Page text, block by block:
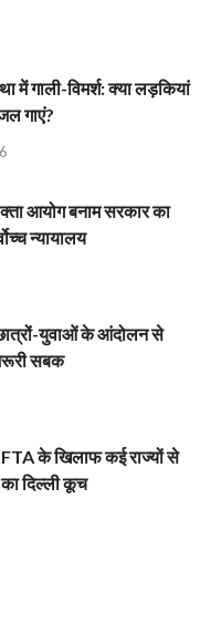
में गाली-विमर्श: क्या लड़कियां
गाएं?
आयोग बनाम सरकार का
न्यायालय
युवाओं के आंदोलन से
सबक
के खिलाफ कई राज्यों से
का दिल्ली कूच